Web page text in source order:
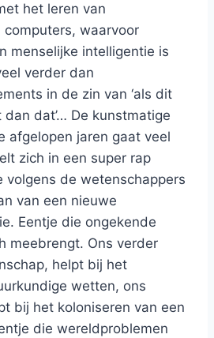
het leren van
waarvoor
menselijke intelligentie is
verder dan
in de zin van ‘als dit
dat’… De kunstmatige
afgelopen jaren gaat veel
zich in een super rap
volgens de wetenschappers
van een nieuwe
Eentje die ongekende
meebrengt. Ons verder
helpt bij het
wetten, ons
bij het koloniseren van een
die wereldproblemen